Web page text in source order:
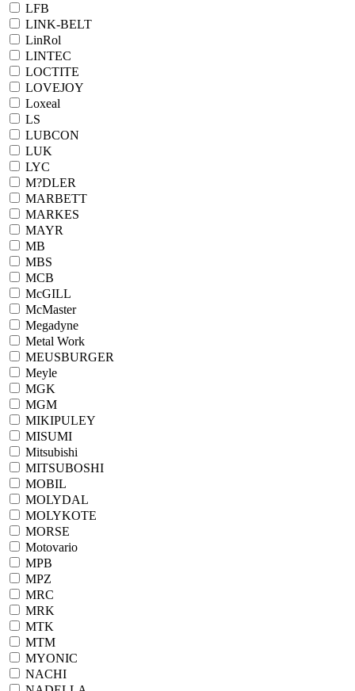
LFB
LINK-BELT
LinRol
LINTEC
LOCTITE
LOVEJOY
Loxeal
LS
LUBCON
LUK
LYC
M?DLER
MARBETT
MARKES
MAYR
MB
MBS
MCB
McGILL
McMaster
Megadyne
Metal Work
MEUSBURGER
Meyle
MGK
MGM
MIKIPULEY
MISUMI
Mitsubishi
MITSUBOSHI
MOBIL
MOLYDAL
MOLYKOTE
MORSE
Motovario
MPB
MPZ
MRC
MRK
MTK
MTM
MYONIC
NACHI